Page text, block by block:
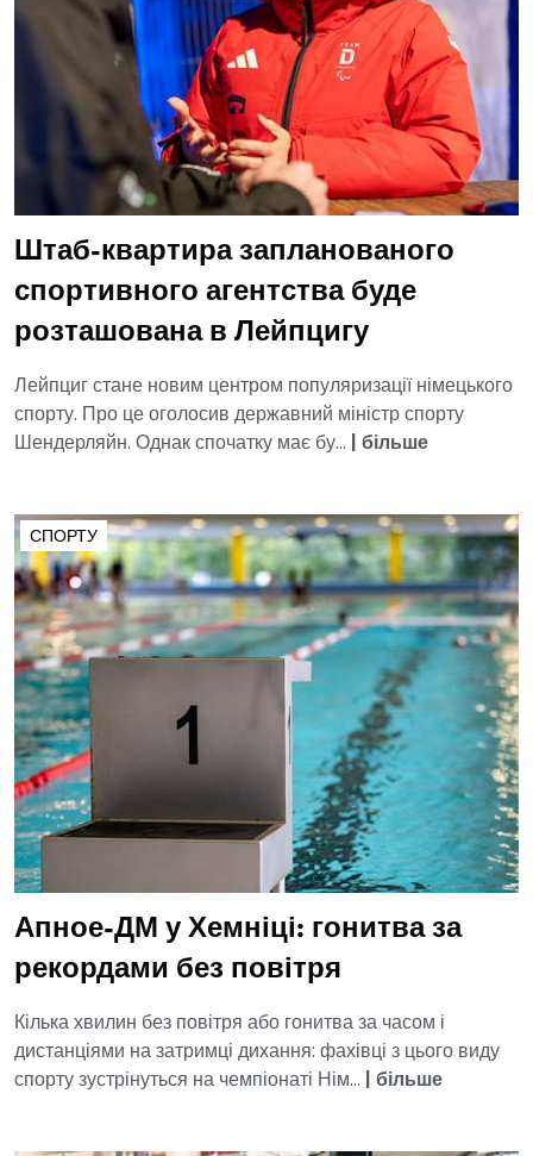
Штаб-квартира запланованого
спортивного агентства буде
розташована в Лейпцигу
Лейпциг стане новим центром популяризації німецького
спорту. Про це оголосив державний міністр спорту
Шендерляйн. Однак спочатку має бу... | більше
СПОРТУ
Апное-ДМ у Хемніці: гонитва за
рекордами без повітря
Кілька хвилин без повітря або гонитва за часом і
дистанціями на затримці дихання: фахівці з цього виду
спорту зустрінуться на чемпіонаті Нім... | більше